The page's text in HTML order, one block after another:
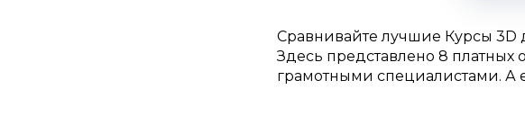
Сравнивайте лучшие Курсы
Здесь представлено 8 платных
грамотными специалистами. А
попробуйте бесплатные